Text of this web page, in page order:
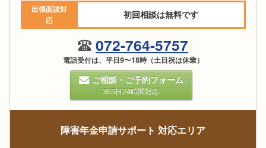
出張面談対
応
初回相談は無料です
072-764-5757
電話受付は、平日9〜18時（土日祝は休業）
ご相談・ご予約フォーム
365日24時間対応
障害年金申請サポート 対応エリア